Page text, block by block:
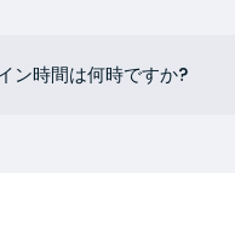
ン時間は何時ですか?